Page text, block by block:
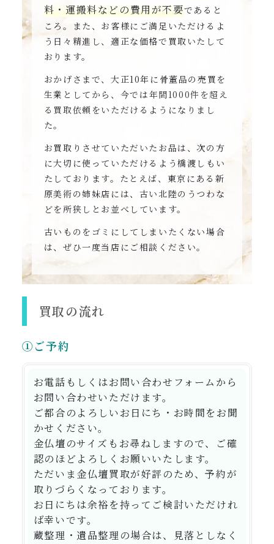
料・運搬料などの費用が不要であると
ころ。また、お客様にご満足いただけるよ
う日々精進し、適正な価格で買取いたして
おります。
おかげさまで、大正10年に骨董品の売買を
生業としてから、今では年間1000件を超え
る買取依頼 をいただけるようになりまし
た。
お買取りさせていただいたお品は、次の方
に大切に使っていただけるよう橋渡しもい
たしております。たとえば、東京にある新
原美術の姉妹店には、古い北陸のうつわな
どを所狭しとお並べしています。
古いものをゴミにしてしまいたくない場合
は、ぜひ一度当店にご相談ください。
買取の流れ
①ご予約
お電話もしくはお問い合わせフォームから
お問い合わせいただけます。
ご都合のよろしいお日にち・お時間をお聞
かせください。
金仏壇のサイズもお尋ねしますので、ご確
認のほどよろしくお願いいたします。
ただいま金仏壇買取が好評のため、予約が
取りづらくなっております。
お日にちは余裕を持ってご検討いただけれ
ば幸いです。
蔵整理・遺品整理の場合は、見落としなく